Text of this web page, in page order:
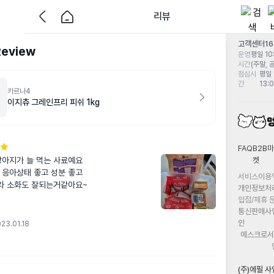
리뷰
카르나4
이지츄 그레인프리 피쉬 1kg
지가 늘 먹는 사료예요
아상태 좋고 성분 좋고
소화도 잘되는거같아요~
고객센터
운영
시간
평일
(주말,
점심시
간
평
FAQB2B마
켓
서비스이용
개인정보처
입점/제휴
통신판매사
인
에스크로
(주)에필 사